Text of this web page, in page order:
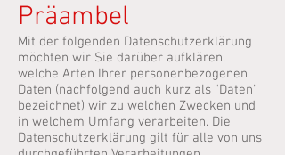
Präambel
Mit der folgenden Datenschutzerklärung
möchten wir Sie darüber aufklären,
welche Arten Ihrer personenbezogenen
Daten (nachfolgend auch kurz als "Daten"
bezeichnet) wir zu welchen Zwecken und
in welchem Umfang verarbeiten. Die
Datenschutzerklärung gilt für alle von uns